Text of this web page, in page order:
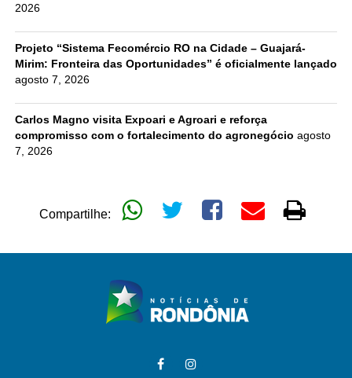
2026
Projeto “Sistema Fecomércio RO na Cidade – Guajará-
Mirim: Fronteira das Oportunidades” é oficialmente lançado
agosto 7, 2026
Carlos Magno visita Expoari e Agroari e reforça
compromisso com o fortalecimento do agronegócio agosto
7, 2026
Compartilhe: